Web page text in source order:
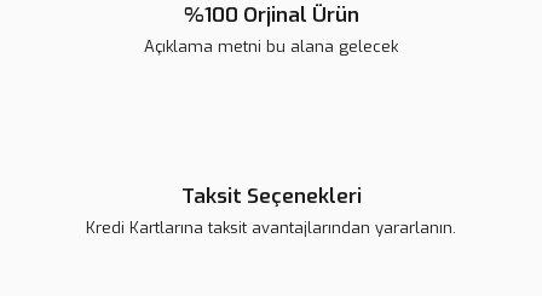
%100 Orjinal Ürün
Açıklama metni bu alana gelecek
Taksit Seçenekleri
Kredi Kartlarına taksit avantajlarından yararlanın.